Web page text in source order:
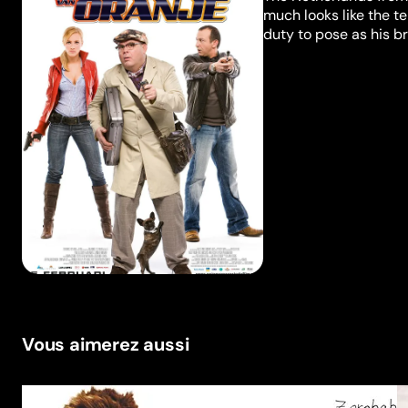
much looks like the
duty to pose as his
Vous aimerez aussi